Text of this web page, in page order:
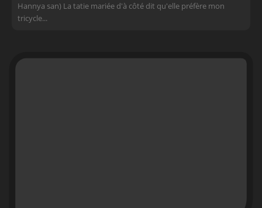
Hannya san) La tatie mariée d'à côté dit qu'elle préfère mon
tricycle...